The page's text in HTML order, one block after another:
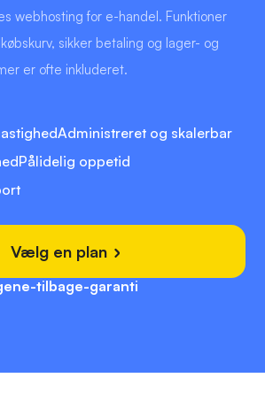
webhosting for e-handel. Funktioner
sikker betaling og lager- og
er ofte inkluderet.
Administreret og skalerbar
Pålidelig oppetid
Vælg en plan
tilbage-garanti